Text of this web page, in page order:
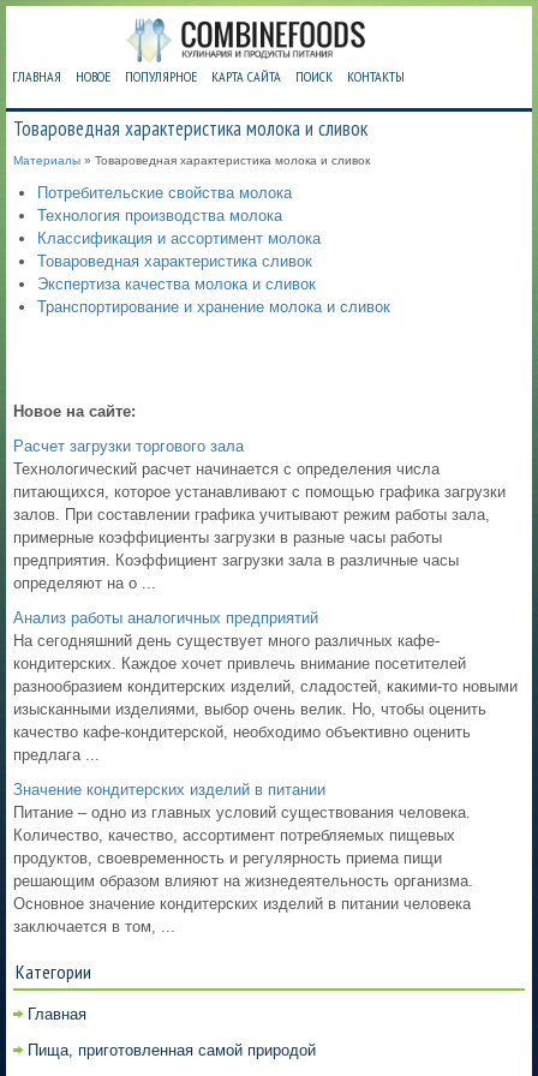
ГЛАВНАЯ НОВОЕ ПОПУЛЯРНОЕ КАРТА САЙТА ПОИСК КОНТАКТЫ
Товароведная характеристика молока и сливок
Материалы » Товароведная характеристика молока и сливок
Потребительские свойства молока
Технология производства молока
Классификация и ассортимент молока
Товароведная характеристика сливок
Экспертиза качества молока и сливок
Транспортирование и хранение молока и сливок
Новое на сайте:
Расчет загрузки торгового зала
Технологический расчет начинается с определения числа
питающихся, которое устанавливают с помощью графика загрузки
залов. При составлении графика учитывают режим работы зала,
примерные коэффициенты загрузки в разные часы работы
предприятия. Коэффициент загрузки зала в различные часы
определяют на о ...
Анализ работы аналогичных предприятий
На сегодняшний день существует много различных кафе-
кондитерских. Каждое хочет привлечь внимание посетителей
разнообразием кондитерских изделий, сладостей, какими-то новыми
изысканными изделиями, выбор очень велик. Но, чтобы оценить
качество кафе-кондитерской, необходимо объективно оценить
предлага ...
Значение кондитерских изделий в питании
Питание – одно из главных условий существования человека.
Количество, качество, ассортимент потребляемых пищевых
продуктов, своевременность и регулярность приема пищи
решающим образом влияют на жизнедеятельность организма.
Основное значение кондитерских изделий в питании человека
заключается в том, ...
Категории
Главная
Пища, приготовленная самой природой